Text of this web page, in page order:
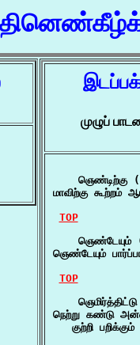
முழுப்
ஞெண்டிற்கு
மாவிற்கு கூற்றம்
TOP
ஞெண்டேயும்
ஞெண்டேயும்
TOP
நெற்று கண்டு
குற்றி